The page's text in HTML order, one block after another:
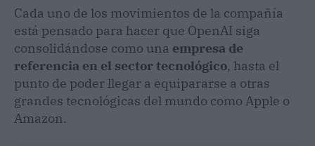
Cada uno de los movimientos de la compañía
está pensado para hacer que OpenAI siga
consolidándose como una empresa de
referencia en el sector tecnológico, hasta el
punto de poder llegar a equipararse a otras
grandes tecnológicas del mundo como Apple o
Amazon.